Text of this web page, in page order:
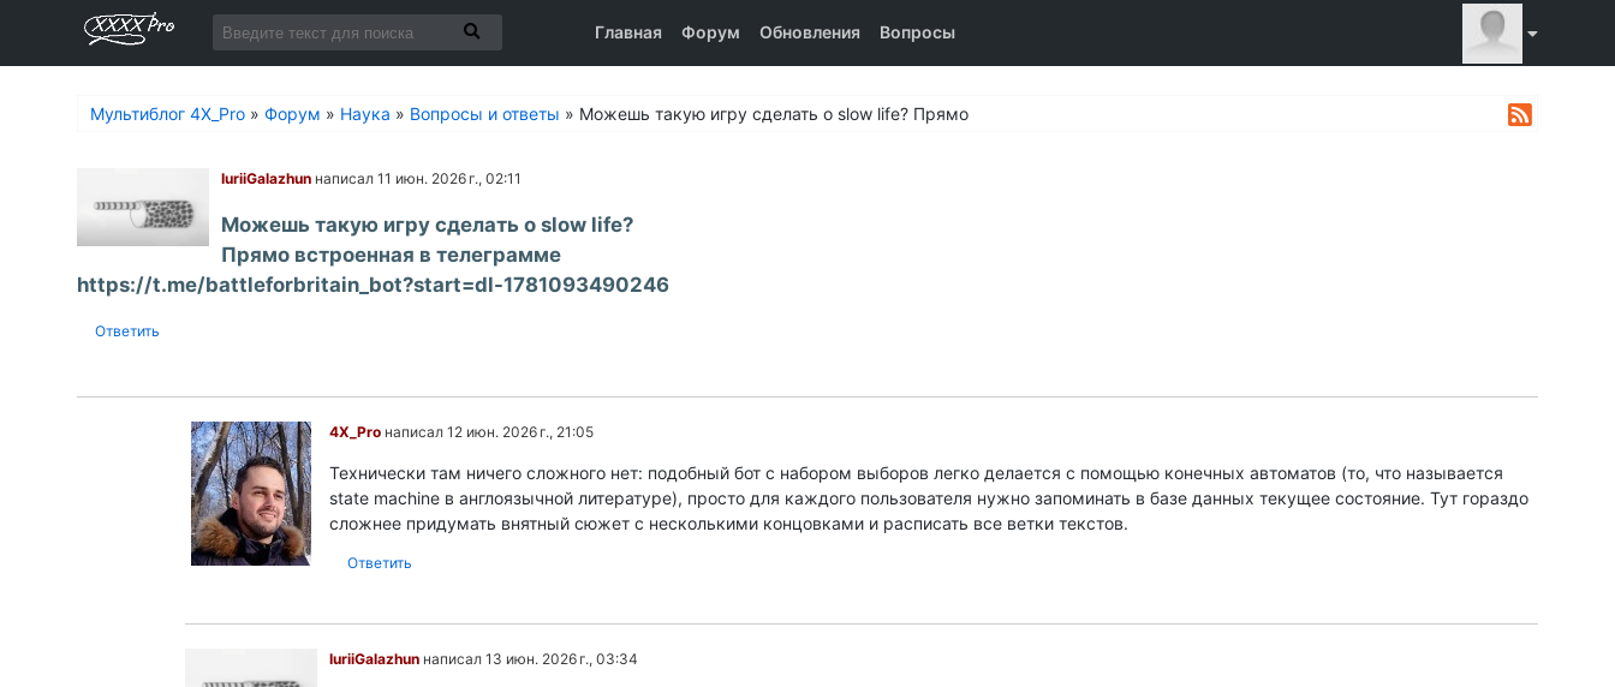
Главная Форум Обновления Вопросы
Мультиблог 4X_Pro » Форум » Наука » Вопросы и ответы » Можешь такую игру сделать о slow life? Прямо
IuriiGalazhun написал 11 июн. 2026 г., 02:11
Можешь такую игру сделать о slow life?
Прямо встроенная в телеграмме
https://t.me/battleforbritain_bot?start=dl-1781093490246
Ответить
4X_Pro написал 12 июн. 2026 г., 21:05
Технически там ничего сложного нет: подобный бот с набором выборов легко делается с помощью конечных автоматов (то, что называется
state machine в англоязычной литературе), просто для каждого пользователя нужно запоминать в базе данных текущее состояние. Тут гораздо
сложнее придумать внятный сюжет с несколькими концовками и расписать все ветки текстов.
Ответить
IuriiGalazhun написал 13 июн. 2026 г., 03:34